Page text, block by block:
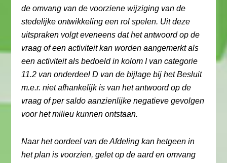
de omvang van de voorziene wijziging van de
stedelijke ontwikkeling een rol spelen. Uit deze
uitspraken volgt eveneens dat het antwoord op de
vraag of een activiteit kan worden aangemerkt als
een activiteit als bedoeld in kolom I van categorie
11.2 van onderdeel D van de bijlage bij het Besluit
m.e.r. niet afhankelijk is van het antwoord op de
vraag of per saldo aanzienlijke negatieve gevolgen
voor het milieu kunnen ontstaan.
Naar het oordeel van de Afdeling kan hetgeen in
het plan is voorzien, gelet op de aard en omvang